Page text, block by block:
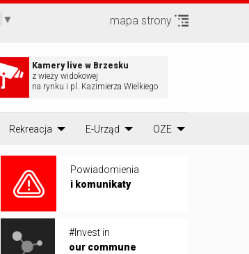
▼ mapa strony
Kamery live w Brzesku
z wieży widokowej
na rynku i pl. Kazimierza Wielkiego
Rekreacja E-Urząd OZE
Powiadomienia
i komunikaty
#Invest in
our commune